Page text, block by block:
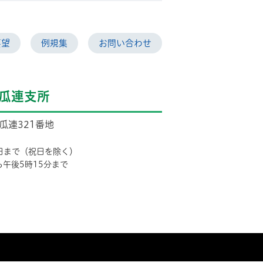
例規集 お問い合わせ
連支所
連321番地
で（祝日を除く）
午後5時15分まで